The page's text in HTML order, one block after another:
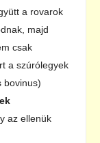
a rovarok
majd
csak
a szúrólegyek
bovinus)
az ellenük